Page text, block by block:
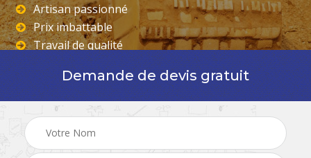
Artisan passionné
Prix imbattable
Travail de qualité
Demande de devis gratuit